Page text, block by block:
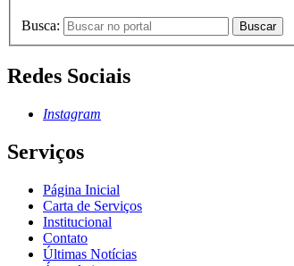
Busca: Buscar
Redes Sociais
Instagram
Serviços
Página Inicial
Carta de Serviços
Institucional
Contato
Últimas Notícias